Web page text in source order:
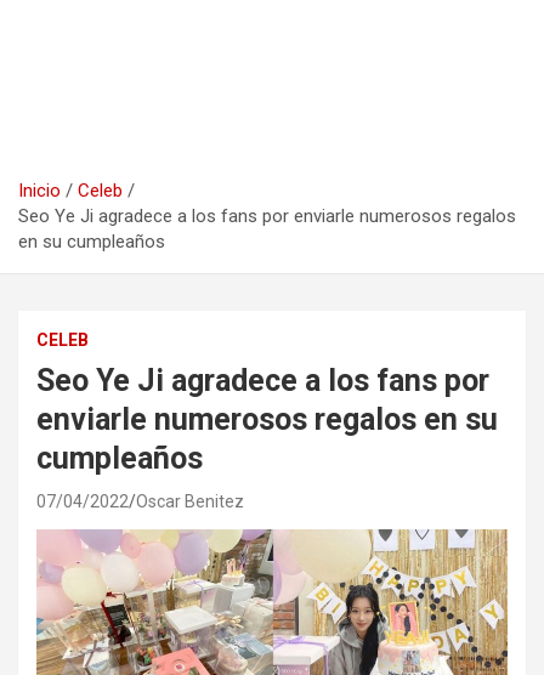
Inicio
Celeb
Seo Ye Ji agradece a los fans por enviarle numerosos regalos
en su cumpleaños
CELEB
Seo Ye Ji agradece a los fans por
enviarle numerosos regalos en su
cumpleaños
07/04/2022 Oscar Benitez